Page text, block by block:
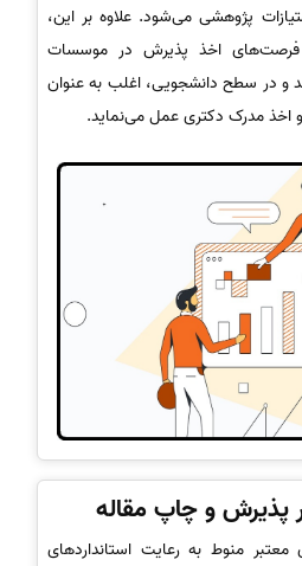
پژوهشی می‌شود. علاوه بر این،
اخذ پذیرش در موسسات
و در سطح دانشجویی، اغلب به عنوان
مدرک دکتری عمل می‌نماید.
پذیرش و چاپ مقاله
منوط به رعایت استانداردهای